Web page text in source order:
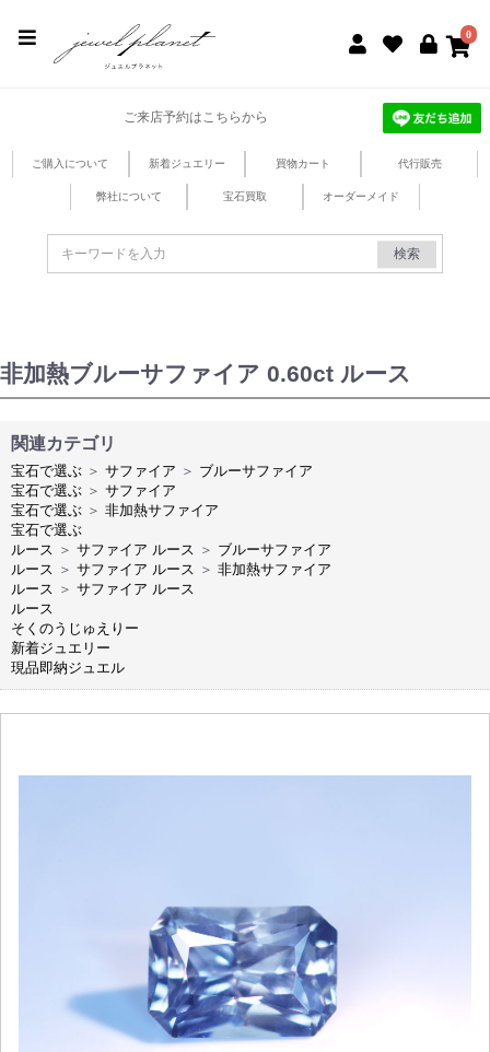
0
ご来店予約はこちらから
ご購入について 新着ジュエリー 買物カート 代行販売
弊社について 宝石買取 オーダーメイド
検索
非加熱ブルーサファイア 0.60ct ルース
関連カテゴリ
宝石で選ぶ ＞ サファイア ＞ ブルーサファイア
宝石で選ぶ ＞ サファイア
宝石で選ぶ ＞ 非加熱サファイア
宝石で選ぶ
ルース ＞ サファイア ルース ＞ ブルーサファイア
ルース ＞ サファイア ルース ＞ 非加熱サファイア
ルース ＞ サファイア ルース
ルース
そくのうじゅえりー
新着ジュエリー
現品即納ジュエル